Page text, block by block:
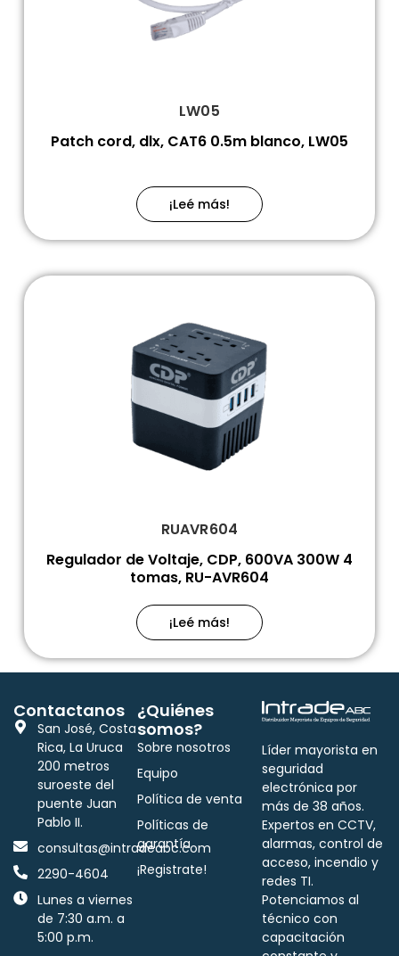
LW05
Patch cord, dlx, CAT6 0.5m blanco, LW05
¡Leé más!
RUAVR604
Regulador de Voltaje, CDP, 600VA 300W 4
tomas, RU-AVR604
¡Leé más!
Líder mayorista en
seguridad
electrónica por
más de 38 años.
Expertos en CCTV,
alarmas, control de
acceso, incendio y
redes TI.
Potenciamos al
técnico con
capacitación
¿Quiénes
somos?
Sobre nosotros
Equipo
Política de venta
Políticas de
garantía
¡Registrate!
Contactanos
San José, Costa
Rica, La Uruca
200 metros
suroeste del
puente Juan
Pablo II.
consultas@intradeabc.com
2290-4604
Lunes a viernes
de 7:30 a.m. a
5:00 p.m.